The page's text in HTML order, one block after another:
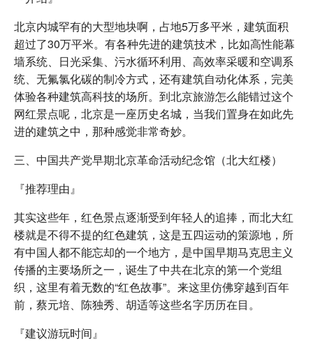
北京内城罕有的大型地块啊，占地5万多平米，建筑面积
超过了30万平米。有各种先进的建筑技术，比如高性能幕
墙系统、日光采集、污水循环利用、高效率采暖和空调系
统、无氟氯化碳的制冷方式，还有建筑自动化体系，完美
体验各种建筑高科技的场所。到北京旅游怎么能错过这个
网红景点呢，北京是一座历史名城，当我们置身在如此先
进的建筑之中，那种感觉非常奇妙。
三、中国共产党早期北京革命活动纪念馆（北大红楼）
『推荐理由』
其实这些年，红色景点逐渐受到年轻人的追捧，而北大红
楼就是不得不提的红色建筑，这是五四运动的策源地，所
有中国人都不能忘却的一个地方，是中国早期马克思主义
传播的主要场所之一，诞生了中共在北京的第一个党组
织，这里有着无数的“红色故事”。来这里仿佛穿越到百年
前，蔡元培、陈独秀、胡适等这些名字历历在目。
『建议游玩时间』